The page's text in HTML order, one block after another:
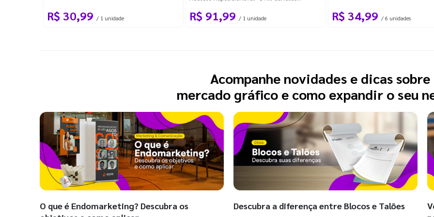
R$ 30,99 / 1 unidade
Wire-o Branco
R$ 91,99 / 1 unidade R$ 34,99 / 6 unidades
Acompanhe novidades e dicas sobre
mercado gráfico e como expandir o seu
O que é Endomarketing? Descubra os
Descubra a diferença entre Blocos e Talões